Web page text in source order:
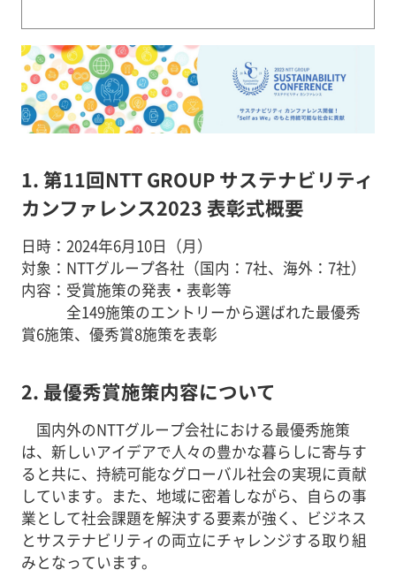
1. 第11回NTT GROUP サステナビリティ
カンファレンス2023 表彰式概要
日時：2024年6月10日（月）
対象：NTTグループ各社（国内：7社、海外：7社）
内容：受賞施策の発表・表彰等
全149施策のエントリーから選ばれた最優秀
賞6施策、優秀賞8施策を表彰
2. 最優秀賞施策内容について
国内外のNTTグループ会社における最優秀施策
は、新しいアイデアで人々の豊かな暮らしに寄与す
ると共に、持続可能なグローバル社会の実現に貢献
しています。また、地域に密着しながら、自らの事
業として社会課題を解決する要素が強く、ビジネス
とサステナビリティの両立にチャレンジする取り組
みとなっています。